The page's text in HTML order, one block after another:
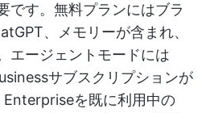
です。無料プランにはブラ
、メモリーが含まれ、
エージェントモードには
サブスクリプションが
を既に利用中の